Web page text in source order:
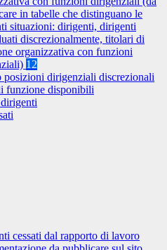
in tabelle che distinguano le
situazioni: dirigenti, dirigenti
discrezionalmente, titolari di
organizzativa con funzioni
12
posizioni dirigenziali discrezionali
funzione disponibili
cessati dal rapporto di lavoro